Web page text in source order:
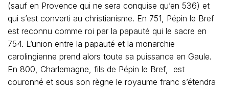
(sauf en Provence qui ne sera conquise qu’en 536) et
qui s’est converti au christianisme. En 751, Pépin le Bref
est reconnu comme roi par la papauté qui le sacre en
754. L’union entre la papauté et la monarchie
carolingienne prend alors toute sa puissance en Gaule.
En 800, Charlemagne, fils de Pépin le Bref, est
couronné et sous son règne le royaume franc s’étendra